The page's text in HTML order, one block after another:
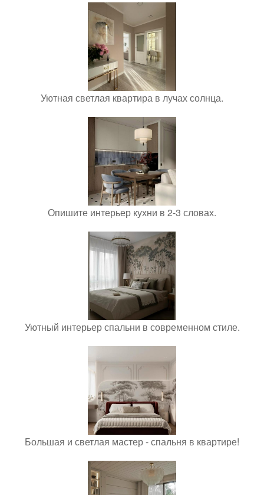
Уютная светлая квартира в лучах солнца.
Опишите интерьер кухни в 2-3 словах.
Уютный интерьер спальни в современном стиле.
Большая и светлая мастер - спальня в квартире!